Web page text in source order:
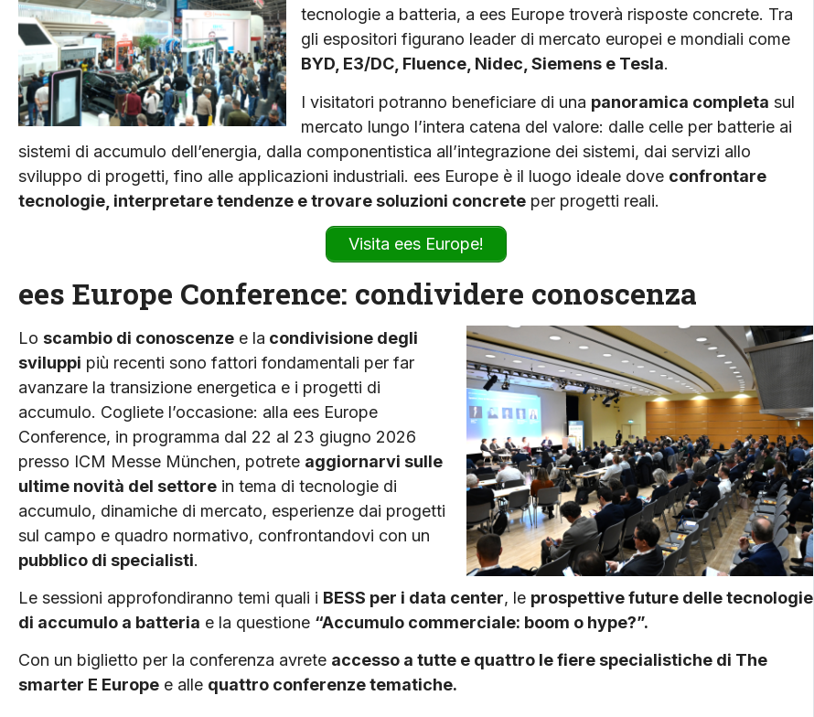
tecnologie a batteria, a ees Europe troverà risposte concrete. Tra
gli espositori figurano leader di mercato europei e mondiali come
BYD, E3/DC, Fluence, Nidec, Siemens e Tesla.
I visitatori potranno beneficiare di una panoramica completa sul
mercato lungo l’intera catena del valore: dalle celle per batterie ai
sistemi di accumulo dell’energia, dalla componentistica all’integrazione dei sistemi, dai servizi allo
sviluppo di progetti, fino alle applicazioni industriali. ees Europe è il luogo ideale dove confrontare
tecnologie, interpretare tendenze e trovare soluzioni concrete per progetti reali.
Visita ees Europe!
ees Europe Conference: condividere conoscenza
Lo scambio di conoscenze e la condivisione degli
sviluppi più recenti sono fattori fondamentali per far
avanzare la transizione energetica e i progetti di
accumulo. Cogliete l’occasione: alla ees Europe
Conference, in programma dal 22 al 23 giugno 2026
presso ICM Messe München, potrete aggiornarvi sulle
ultime novità del settore in tema di tecnologie di
accumulo, dinamiche di mercato, esperienze dai progetti
sul campo e quadro normativo, confrontandovi con un
pubblico di specialisti.
Le sessioni approfondiranno temi quali i BESS per i data center, le prospettive future delle tecnologie
di accumulo a batteria e la questione “Accumulo commerciale: boom o hype?”.
Con un biglietto per la conferenza avrete accesso a tutte e quattro le fiere specialistiche di The
smarter E Europe e alle quattro conferenze tematiche.